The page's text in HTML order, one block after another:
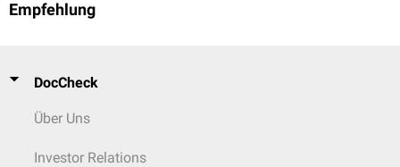
Empfehlung
DocCheck
Über Uns
Investor Relations